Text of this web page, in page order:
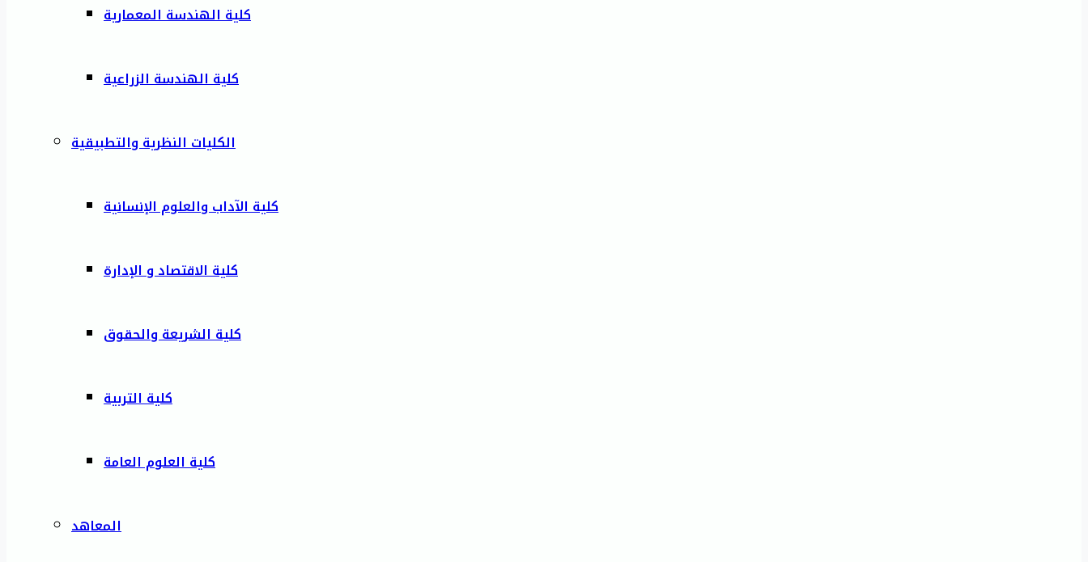
كلية الهندسة المعمارية
كلية الهندسة الزراعية
الكليات النظرية والتطبيقية
كلية الآداب والعلوم الإنسانية
كلية الاقتصاد و الإدارة
كلية الشريعة والحقوق
كلية التربية
كلية العلوم العامة
المعاهد